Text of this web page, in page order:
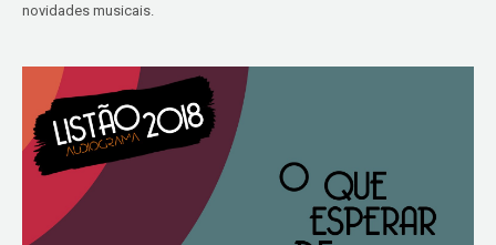
novidades musicais.